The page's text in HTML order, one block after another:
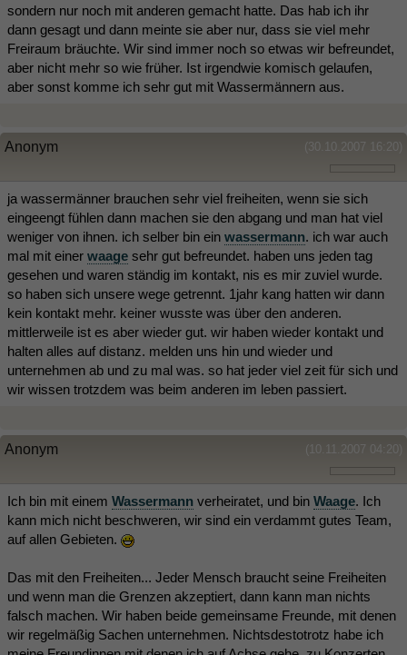
sondern nur noch mit anderen gemacht hatte. Das hab ich ihr
dann gesagt und dann meinte sie aber nur, dass sie viel mehr
Freiraum bräuchte. Wir sind immer noch so etwas wir befreundet,
aber nicht mehr so wie früher. Ist irgendwie komisch gelaufen,
aber sonst komme ich sehr gut mit Wassermännern aus.
(30.10.2007 16:20)
Anonym
ja wassermänner brauchen sehr viel freiheiten, wenn sie sich
eingeengt fühlen dann machen sie den abgang und man hat viel
weniger von ihnen. ich selber bin ein wassermann. ich war auch
mal mit einer waage sehr gut befreundet. haben uns jeden tag
gesehen und waren ständig im kontakt, nis es mir zuviel wurde.
so haben sich unsere wege getrennt. 1jahr kang hatten wir dann
kein kontakt mehr. keiner wusste was über den anderen.
mittlerweile ist es aber wieder gut. wir haben wieder kontakt und
halten alles auf distanz. melden uns hin und wieder und
unternehmen ab und zu mal was. so hat jeder viel zeit für sich und
wir wissen trotzdem was beim anderen im leben passiert.
(10.11.2007 04:20)
Anonym
Ich bin mit einem Wassermann verheiratet, und bin Waage. Ich
kann mich nicht beschweren, wir sind ein verdammt gutes Team,
auf allen Gebieten.
Das mit den Freiheiten... Jeder Mensch braucht seine Freiheiten
und wenn man die Grenzen akzeptiert, dann kann man nichts
falsch machen. Wir haben beide gemeinsame Freunde, mit denen
wir regelmäßig Sachen unternehmen. Nichtsdestotrotz habe ich